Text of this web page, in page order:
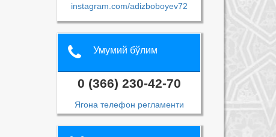
instagram.com/adizboboyev72
Умумий бўлим
0 (366) 230-42-70
Ягона телефон регламенти